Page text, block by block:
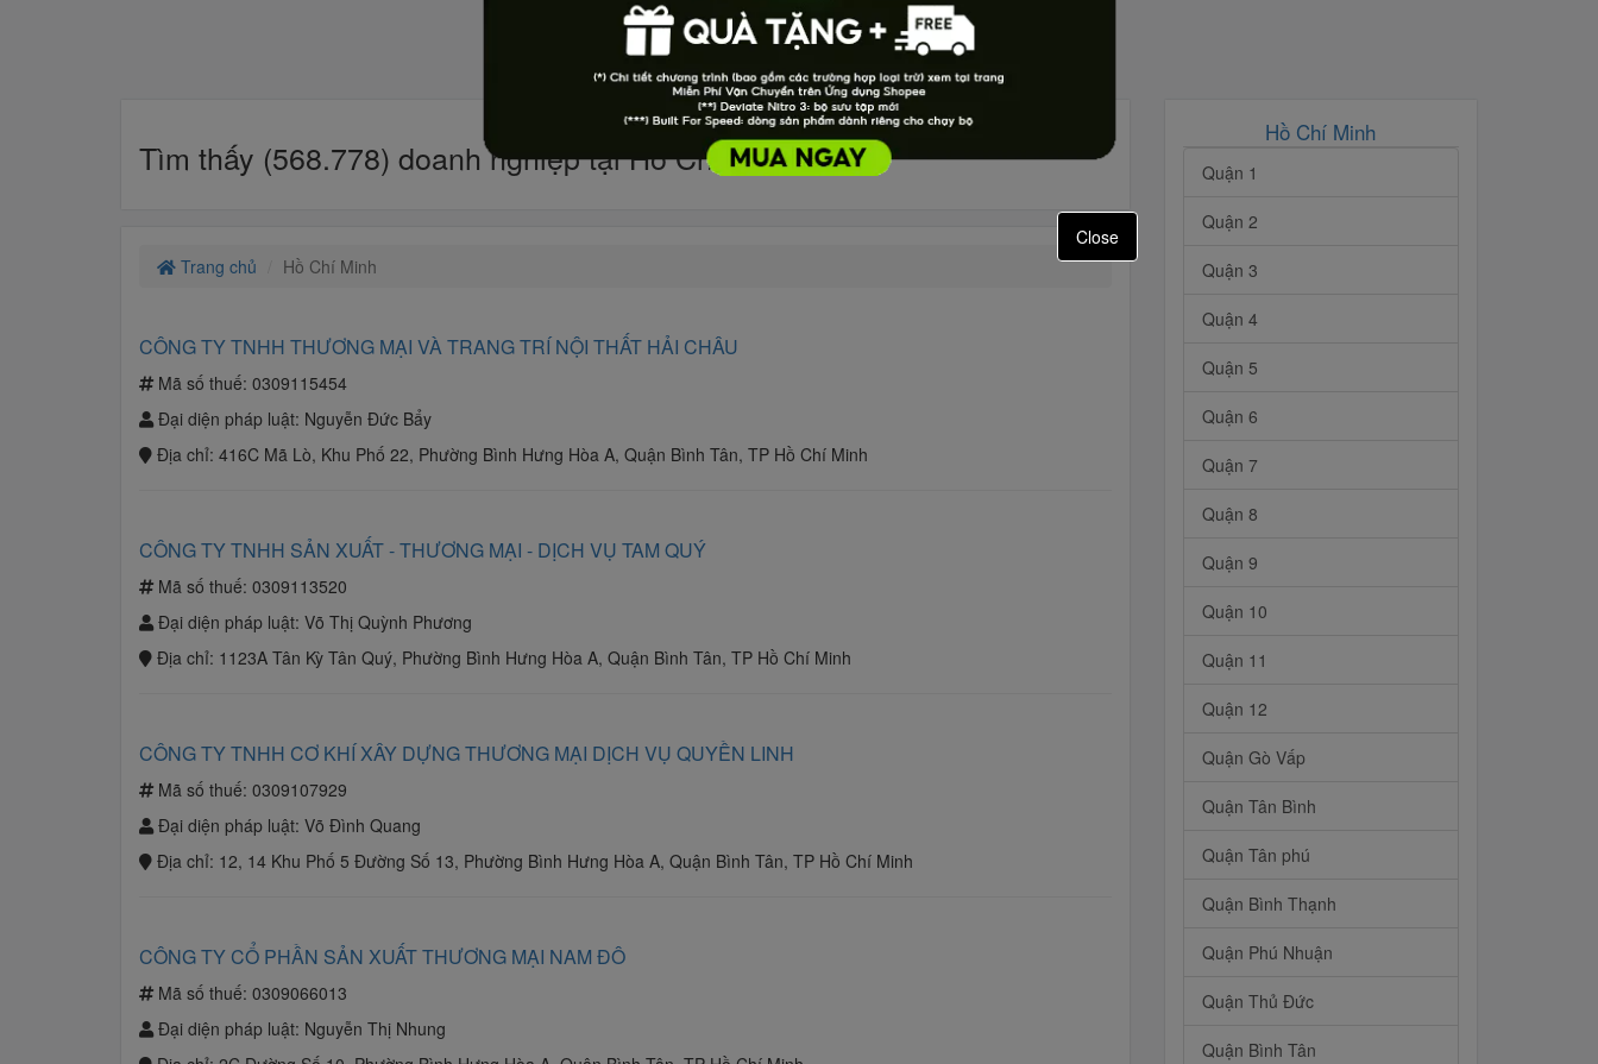
Tìm thấy (568.778) doanh nghiệp tại Hồ Chí Minh
Trang chủ Hồ Chí Minh
CÔNG TY TNHH THƯƠNG MẠI VÀ TRANG TRÍ NỘI THẤT HẢI CHÂU
Mã số thuế: 0309115454
Đại diện pháp luật: Nguyễn Đức Bẩy
Địa chỉ: 416C Mã Lò, Khu Phố 22, Phường Bình Hưng Hòa A, Quận Bình Tân, TP Hồ Chí Minh
CÔNG TY TNHH SẢN XUẤT - THƯƠNG MẠI - DỊCH VỤ TAM QUÝ
Mã số thuế: 0309113520
Đại diện pháp luật: Võ Thị Quỳnh Phương
Địa chỉ: 1123A Tân Kỳ Tân Quý, Phường Bình Hưng Hòa A, Quận Bình Tân, TP Hồ Chí Minh
CÔNG TY TNHH CƠ KHÍ XÂY DỰNG THƯƠNG MẠI DỊCH VỤ QUYỀN LINH
Mã số thuế: 0309107929
Đại diện pháp luật: Võ Đình Quang
Địa chỉ: 12, 14 Khu Phố 5 Đường Số 13, Phường Bình Hưng Hòa A, Quận Bình Tân, TP Hồ Chí Minh
CÔNG TY CỔ PHẦN SẢN XUẤT THƯƠNG MẠI NAM ĐÔ
Mã số thuế: 0309066013
Đại diện pháp luật: Nguyễn Thị Nhung
Hồ Chí Minh
Quận 1
Quận 2
Quận 3
Quận 4
Quận 5
Quận 6
Quận 7
Quận 8
Quận 9
Quận 10
Quận 11
Quận 12
Quận Gò Vấp
Quận Tân Bình
Quận Tân phú
Quận Bình Thạnh
Quận Phú Nhuận
Quận Thủ Đức
Quận Bình Tân
Close